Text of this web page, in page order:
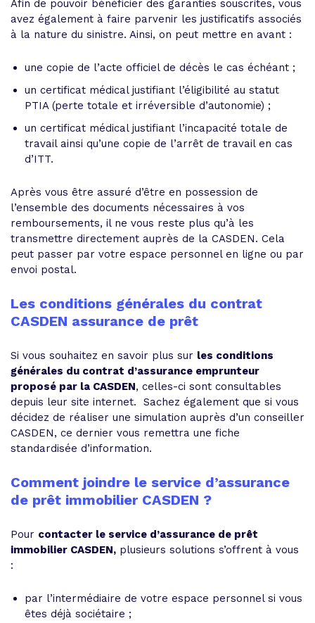
Afin de pouvoir bénéficier des garanties souscrites, vous
avez également à faire parvenir les justificatifs associés
à la nature du sinistre. Ainsi, on peut mettre en avant :
une copie de l’acte officiel de décès le cas échéant ;
un certificat médical justifiant l’éligibilité au statut
PTIA (perte totale et irréversible d’autonomie) ;
un certificat médical justifiant l’incapacité totale de
travail ainsi qu’une copie de l’arrêt de travail en cas
d’ITT.
Après vous être assuré d’être en possession de
l’ensemble des documents nécessaires à vos
remboursements, il ne vous reste plus qu’à les
transmettre directement auprès de la CASDEN. Cela
peut passer par votre espace personnel en ligne ou par
envoi postal.
Les conditions générales du contrat
CASDEN assurance de prêt
Si vous souhaitez en savoir plus sur les conditions
générales du contrat d’assurance emprunteur
proposé par la CASDEN, celles-ci sont consultables
depuis leur site internet. Sachez également que si vous
décidez de réaliser une simulation auprès d’un conseiller
CASDEN, ce dernier vous remettra une fiche
standardisée d’information.
Comment joindre le service d’assurance
de prêt immobilier CASDEN ?
Pour contacter le service d’assurance de prêt
immobilier CASDEN, plusieurs solutions s’offrent à vous
:
par l’intermédiaire de votre espace personnel si vous
êtes déjà sociétaire ;